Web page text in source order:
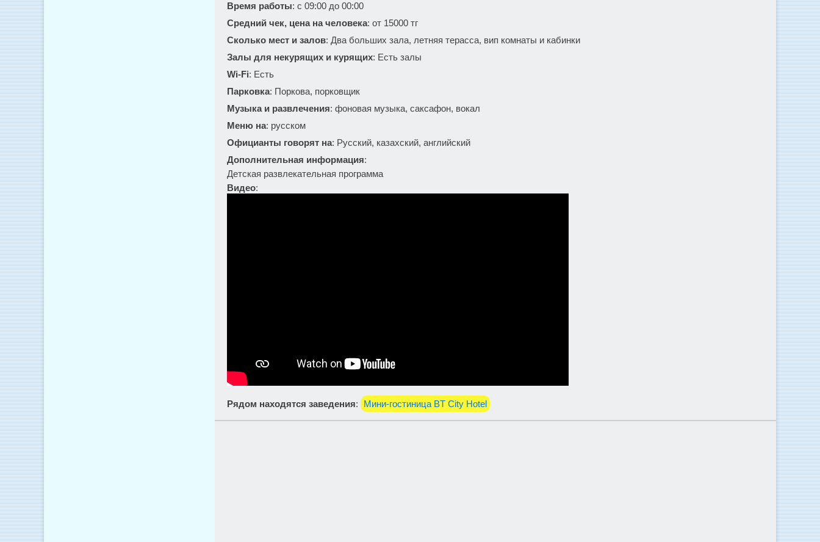
Время работы: с 09:00 до 00:00
Средний чек, цена на человека: от 15000 тг
Сколько мест и залов: Два больших зала, летняя терасса, вип комнаты и кабинки
Залы для некурящих и курящих: Есть залы
Wi-Fi: Есть
Парковка: Поркова, порковщик
Музыка и развлечения: фоновая музыка, саксафон, вокал
Меню на: русском
Официанты говорят на: Русский, казахский, английский
Дополнительная информация:
Детская развлекательная программа
Видео:
Рядом находятся заведения: Мини-гостиница BT City Hotel